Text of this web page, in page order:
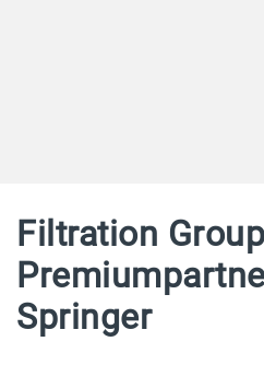
Filtration
Springer